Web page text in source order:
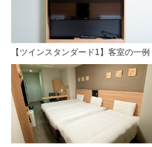
【ツインスタンダード1】客室の一例